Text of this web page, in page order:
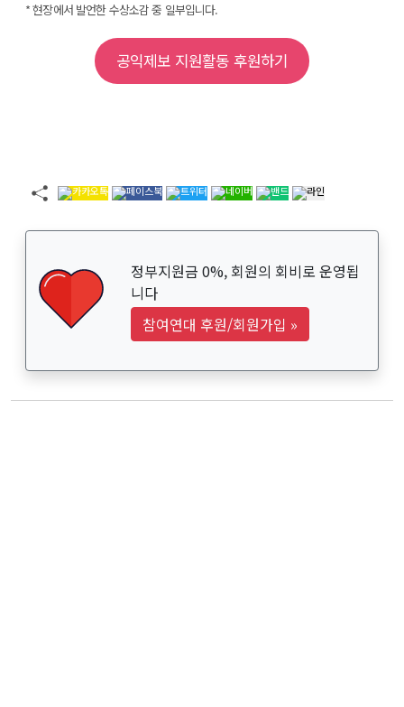
* 현장에서 발언한 수상소감 중 일부입니다.
공익제보 지원활동 후원하기
정부지원금 0%, 회원의 회비로 운영됩
니다
참여연대 후원/회원가입 »